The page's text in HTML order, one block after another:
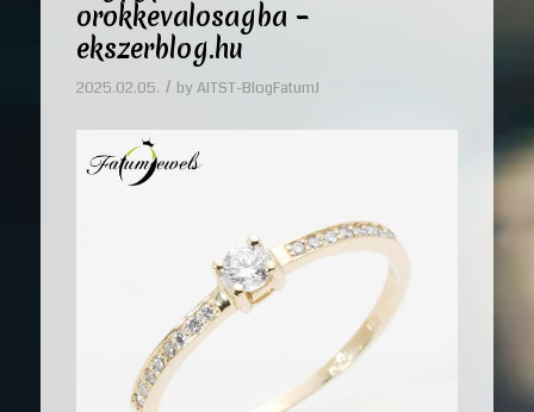
orokkevalosagba –
ekszerblog.hu
2025.02.05. / by AITST-BlogFatumJ